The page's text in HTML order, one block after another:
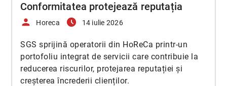
Conformitatea protejează reputația
person Horeca access_time_filled 14 iulie 2026
SGS sprijină operatorii din HoReCa printr-un
portofoliu integrat de servicii care contribuie la
reducerea riscurilor, protejarea reputației și
creșterea încrederii clienților.